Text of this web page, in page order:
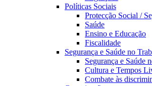
Políticas Sociais
Protecção Social /
Saúde
Ensino e Educação
Fiscalidade
Segurança e Saúde no
Segurança e Saúde
Cultura e Tempos
Combate às